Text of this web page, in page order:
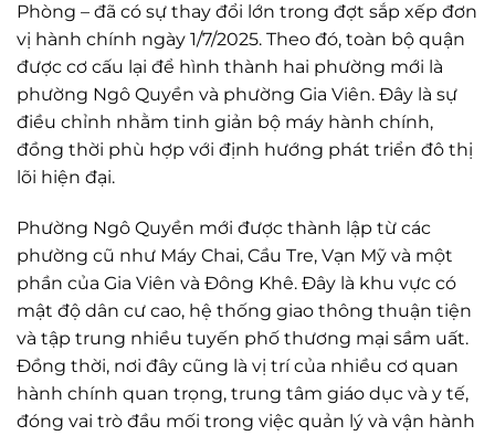
Phòng – đã có sự thay đổi lớn trong đợt sắp xếp đơn
vị hành chính ngày 1/7/2025. Theo đó, toàn bộ quận
được cơ cấu lại để hình thành hai phường mới là
phường Ngô Quyền và phường Gia Viên. Đây là sự
điều chỉnh nhằm tinh giản bộ máy hành chính,
đồng thời phù hợp với định hướng phát triển đô thị
lõi hiện đại.
Phường Ngô Quyền mới được thành lập từ các
phường cũ như Máy Chai, Cầu Tre, Vạn Mỹ và một
phần của Gia Viên và Đông Khê. Đây là khu vực có
mật độ dân cư cao, hệ thống giao thông thuận tiện
và tập trung nhiều tuyến phố thương mại sầm uất.
Đồng thời, nơi đây cũng là vị trí của nhiều cơ quan
hành chính quan trọng, trung tâm giáo dục và y tế,
đóng vai trò đầu mối trong việc quản lý và vận hành